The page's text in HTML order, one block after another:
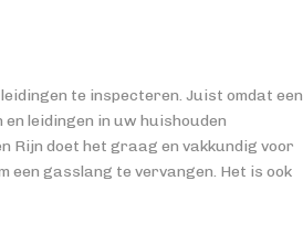
te inspecteren. Juist omdat een
leidingen in uw huishouden
Rijn doet het graag en vakkundig voor
een gasslang te vervangen. Het is ook